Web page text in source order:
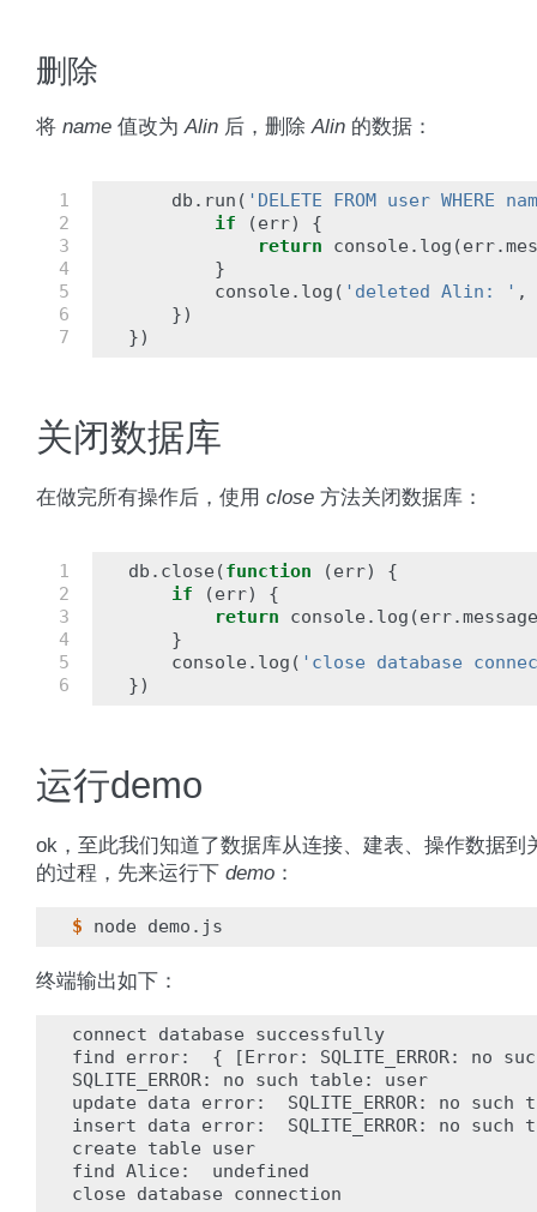
删除
将 name 值改为Alin 后，删除Alin 的数据：
1
2
3
4
5
6
7
db . run ( 'DELETE FROM user WHERE
if
(err)
{
return
console . log (err.
}
console . log ( 'deleted Alin: ' ,
})
})
关闭数据库
在做完所有操作后，使用 close 方法关闭数据库：
1
2
3
4
5
6
db . close (function (err)
{
if
(err)
{
return
console . log (err.message
}
console . log ( 'close database
})
运行demo
ok，至此我们知道了数据库从连接、建表、操作数据到
的过程，先来运行下 demo ：
$
终端输出如下：
connect database successfully
find error:  { [Error: SQLITE_ERROR: no
SQLITE_ERROR: no such table: user
update data error:  SQLITE_ERROR: no
insert data error:  SQLITE_ERROR: no such
create table user
find Alice:  undefined